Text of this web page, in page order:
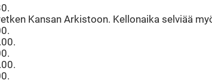
Kansan Arkistoon. Kellonaika selviää